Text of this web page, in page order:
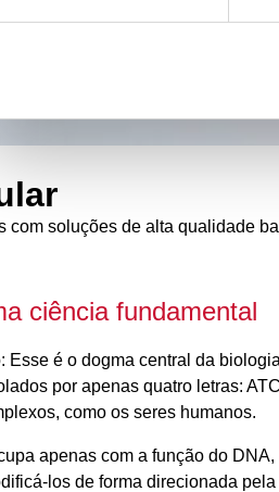
com soluções de alta qualidade
ciência fundamental
Esse é o dogma central da
por apenas quatro letras:
como os seres humanos.
apenas com a função do
los de forma direcionada